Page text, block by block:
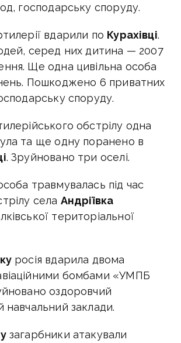
господарську споруду.
вдарили по Курахівці.
серед них дитина — 2007
Ще одна цивільна особа
Пошкоджено 6 приватних
споруду.
обстрілу одна
та ще одну поранено в
. Зруйновано три оселі.
травмувалась під час
села Андріївка
територіальної
росія вдарила двома
бомбами «УМПБ
оздоровчий
навчальний заклади.
загарбники атакували